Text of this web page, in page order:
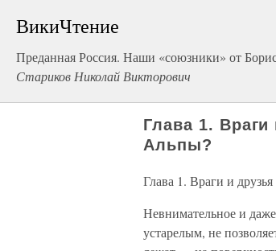
ВикиЧтение
Преданная Россия. Наши «союзники» от
Стариков Николай Викторович
Глава 1.
Альпы?
Глава 1. Враги и
Невнимательное и
устарелым, не